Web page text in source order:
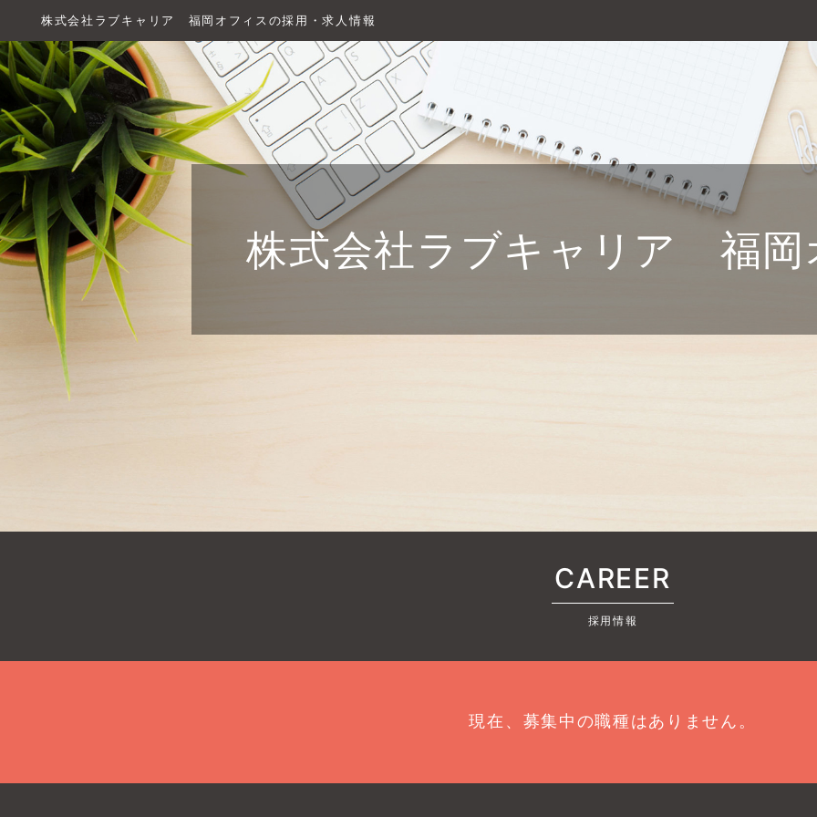
株式会社ラブキャリア 福岡オフィスの採用・求人情報
株式会社ラブキャリア 福岡
CAREER
採用情報
現在、募集中の職種はありません。